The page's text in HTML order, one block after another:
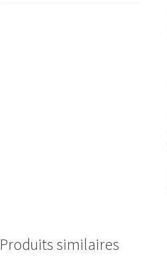
Produits similaires